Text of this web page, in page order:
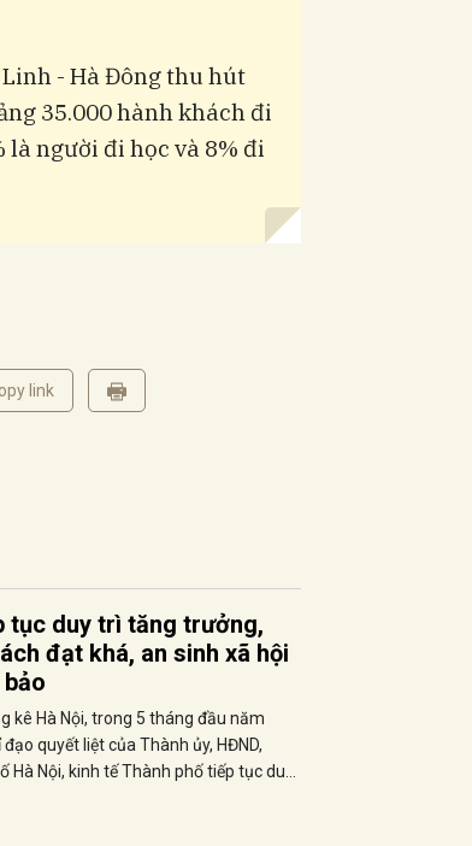
Linh - Hà Đông thu hút
35.000 hành khách đi
là người đi học và 8% đi
link
tục duy trì tăng trưởng,
đạt khá, an sinh xã hội
kê Hà Nội, trong 5 tháng đầu năm
quyết liệt của Thành ủy, HĐND,
Hà Nội, kinh tế Thành phố tiếp tục duy